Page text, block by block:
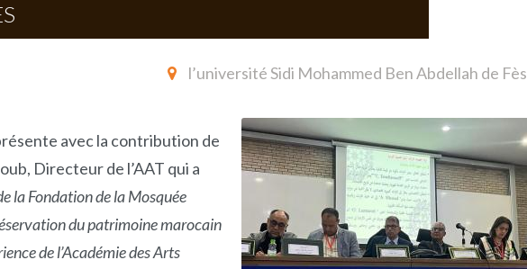
l’université Sidi Mohammed Ben Abdellah de Fès
avec la contribution de
Directeur de l’AAT qui a
la Fondation de la Mosquée
du patrimoine marocain
de l’Académie des Arts